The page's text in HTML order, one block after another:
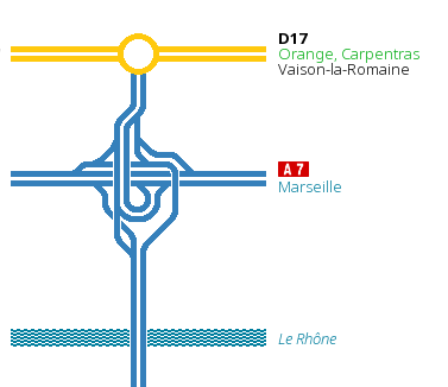
D17
Orange, Carpentras
Vaison-la-Romaine
Marseille
Le Rhône